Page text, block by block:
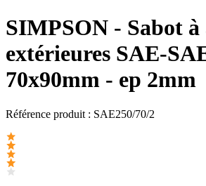
SIMPSON - Sabot à
extérieures SAE-
70x90mm - ep 2mm
Référence produit : SAE250/70/2